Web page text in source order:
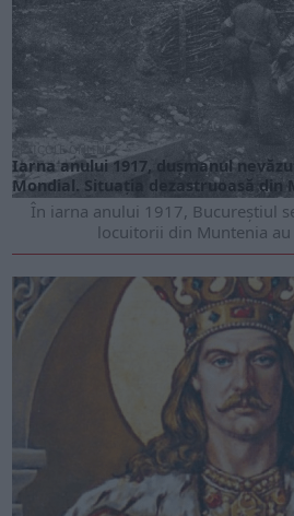
ARTICOLE ONLINE
Iarna anului 1917, dușmanul
Mondial. Situația dezastruoasă din
În iarna anului 1917, Bucureștiul
locuitorii din Muntenia